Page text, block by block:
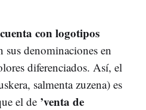
con logotipos
sus denominaciones en
diferenciados. Así, el
salmenta zuzena) es
el de ’venta de